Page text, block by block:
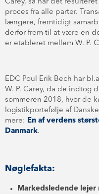
Carey, så har det
proces fra alle parter.
længere, fremtidigt
derfor frem til at være en
er etableret mellem W. P.
EDC Poul Erik Bech har
W. P. Carey, da de indtog
sommeren 2018, hvor de
logistikportefølje af
mere: En af verdens
Danmark.
Nøglefakta:
Markedsledende